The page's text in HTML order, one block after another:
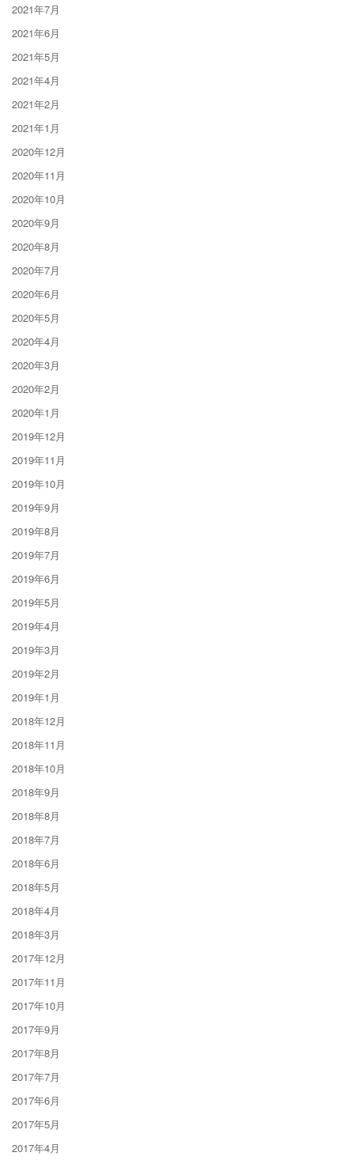
2021年7月
2021年6月
2021年5月
2021年4月
2021年2月
2021年1月
2020年12月
2020年11月
2020年10月
2020年9月
2020年8月
2020年7月
2020年6月
2020年5月
2020年4月
2020年3月
2020年2月
2020年1月
2019年12月
2019年11月
2019年10月
2019年9月
2019年8月
2019年7月
2019年6月
2019年5月
2019年4月
2019年3月
2019年2月
2019年1月
2018年12月
2018年11月
2018年10月
2018年9月
2018年8月
2018年7月
2018年6月
2018年5月
2018年4月
2018年3月
2017年12月
2017年11月
2017年10月
2017年9月
2017年8月
2017年7月
2017年6月
2017年5月
2017年4月